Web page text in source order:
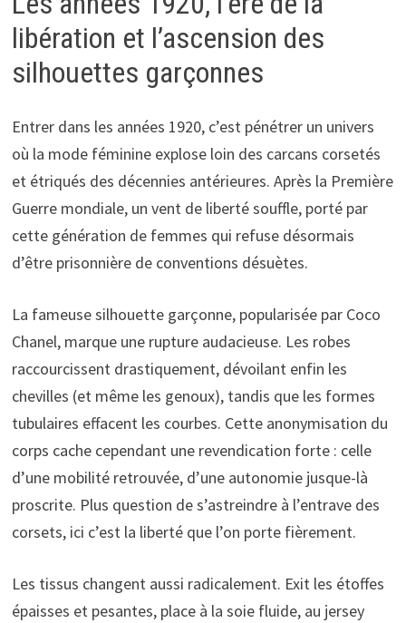
libération et l’ascension des
silhouettes garçonnes
Entrer dans les années 1920, c’est pénétrer un univers
où la mode féminine explose loin des carcans corsetés
et étriqués des décennies antérieures. Après la Première
Guerre mondiale, un vent de liberté souffle, porté par
cette génération de femmes qui refuse désormais
d’être prisonnière de conventions désuètes.
La fameuse silhouette garçonne, popularisée par Coco
Chanel, marque une rupture audacieuse. Les robes
raccourcissent drastiquement, dévoilant enfin les
chevilles (et même les genoux), tandis que les formes
tubulaires effacent les courbes. Cette anonymisation du
corps cache cependant une revendication forte : celle
d’une mobilité retrouvée, d’une autonomie jusque-là
proscrite. Plus question de s’astreindre à l’entrave des
corsets, ici c’est la liberté que l’on porte fièrement.
Les tissus changent aussi radicalement. Exit les étoffes
épaisses et pesantes, place à la soie fluide, au jersey